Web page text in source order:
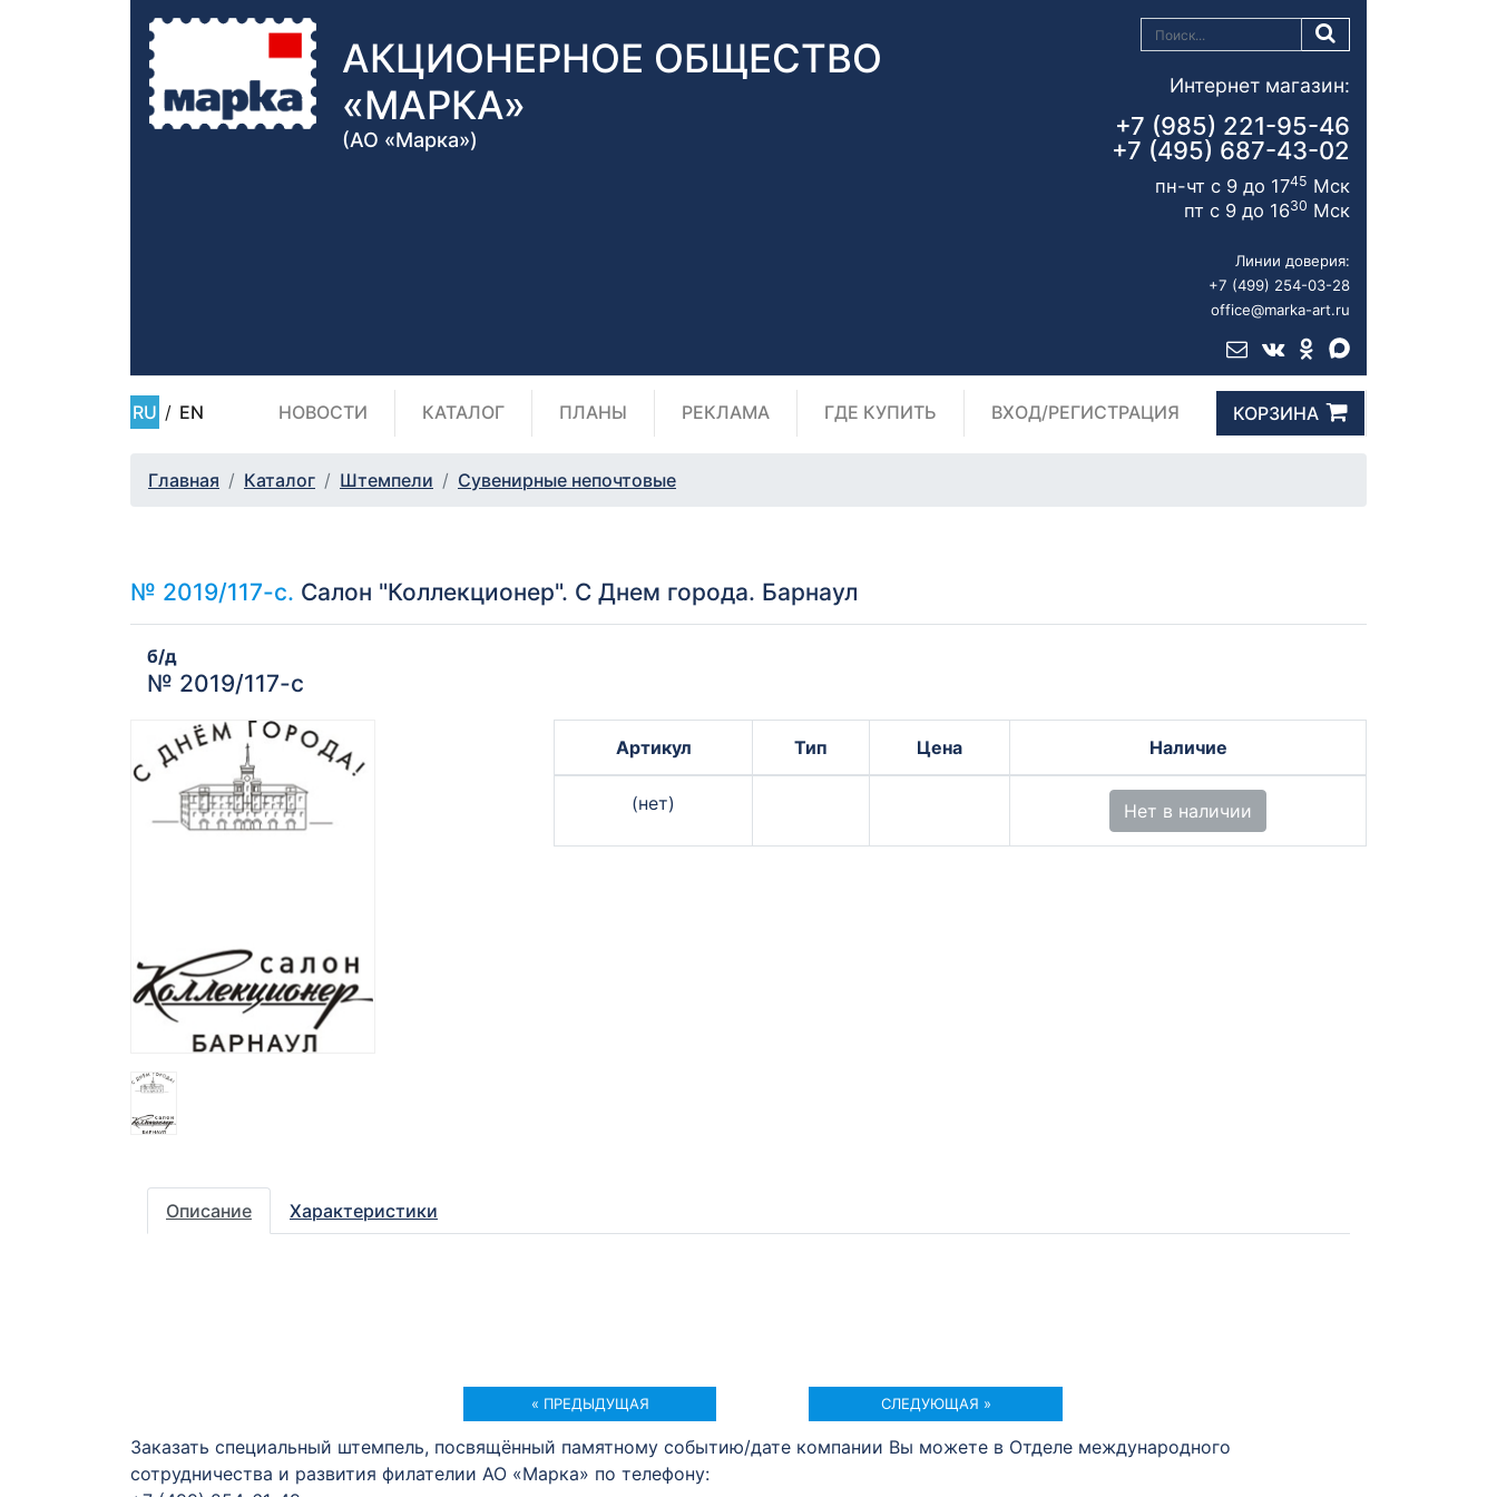
АКЦИОНЕРНОЕ ОБЩЕСТВО
«МАРКА»
(АО «Марка»)
Интернет магазин:
+7 (985) 221-95-46
+7 (495) 687-43-02
пн-чт с 9 до 1745 Мск
пт с 9 до 1630 Мск
Линии доверия:
+7 (499) 254-03-28
office@marka-art.ru
RU / EN НОВОСТИ КАТАЛОГ ПЛАНЫ РЕКЛАМА ГДЕ КУПИТЬ ВХОД/РЕГИСТРАЦИЯ КОРЗИНА
Главная Каталог Штемпели Сувенирные непочтовые
№ 2019/117-с. Салон "Коллекционер". С Днем города. Барнаул
б/д
№ 2019/117-с
Артикул Тип Цена Наличие
(нет) Нет в наличии
Описание Характеристики
« ПРЕДЫДУЩАЯ СЛЕДУЮЩАЯ »
Заказать специальный штемпель, посвящённый памятному событию/дате компании Вы можете в Отделе международного
сотрудничества и развития филателии АО «Марка» по телефону: